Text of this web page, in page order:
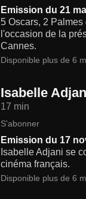
Emission du 21
5 Oscars, 2
l'occasion de la
Cannes.
Disponible plus de 6
Isabelle
17 min
S'abonner
Emission du 17
Isabelle Adjani se
cinéma français.
Disponible plus de 6